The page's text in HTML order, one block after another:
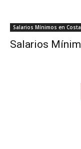
Salarios Mínimos en Costa
Salarios